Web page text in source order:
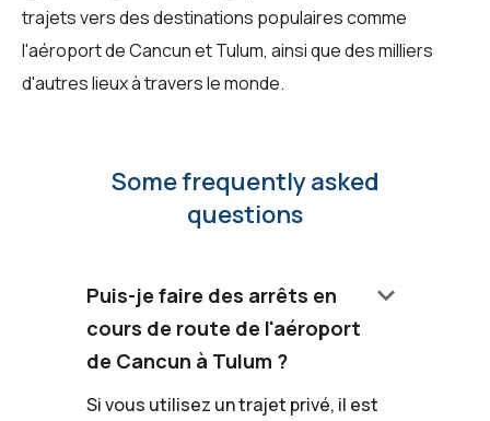
trajets vers des destinations populaires comme
l'aéroport de Cancun et Tulum, ainsi que des milliers
d'autres lieux à travers le monde.
Some frequently asked
questions
Puis-je faire des arrêts en
cours de route de l'aéroport
de Cancun à Tulum ?
keyboard_arrow_down
Si vous utilisez un trajet privé, il est